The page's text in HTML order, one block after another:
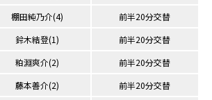
棚田純乃介(4) 前半20分交替
鈴木結登(1) 前半20分交替
粕淵爽介(2) 前半20分交替
藤本善介(2) 前半20分交替